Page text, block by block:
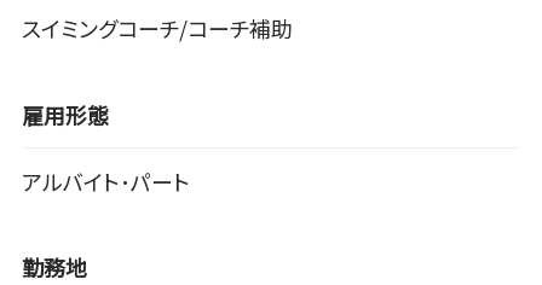
スイミングコーチ/コーチ補助
雇用形態
アルバイト･パート
勤務地